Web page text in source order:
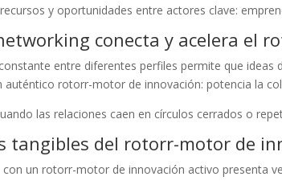
y oportunidades entre actores clave:
conecta y acelera el
entre diferentes perfiles permite que
auténtico rotorr-motor de innovación: potencia la
las relaciones caen en círculos cerrados o
tangibles del rotorr-motor de
un rotorr-motor de innovación activo presenta